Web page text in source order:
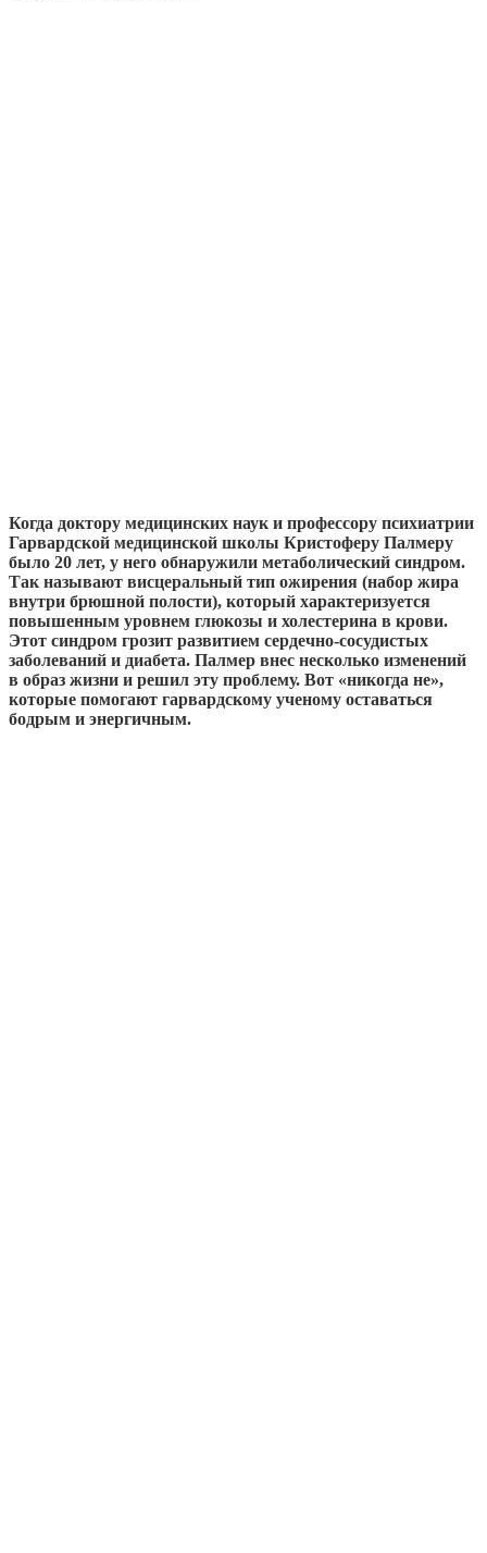
Когда доктору медицинских наук и профессору психиатрии
Гарвардской медицинской школы Кристоферу Палмеру
было 20 лет, у него обнаружили метаболический синдром.
Так называют висцеральный тип ожирения (набор жира
внутри брюшной полости), который характеризуется
повышенным уровнем глюкозы и холестерина в крови.
Этот синдром грозит развитием сердечно-сосудистых
заболеваний и диабета. Палмер внес несколько изменений
в образ жизни и решил эту проблему. Вот «никогда не»,
которые помогают гарвардскому ученому оставаться
бодрым и энергичным.